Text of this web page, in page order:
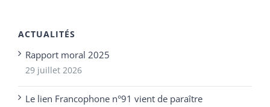
ACTUALITÉS
Rapport moral 2025
29 juillet 2026
Le lien Francophone n°91 vient de paraître